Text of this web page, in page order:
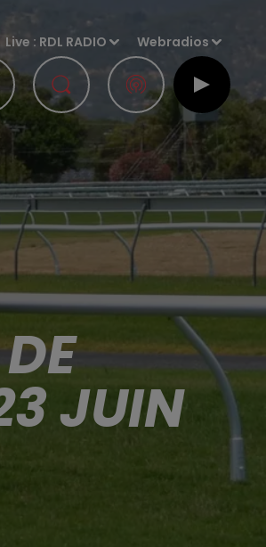
Live : RDL RADIO Webradios
JUIN